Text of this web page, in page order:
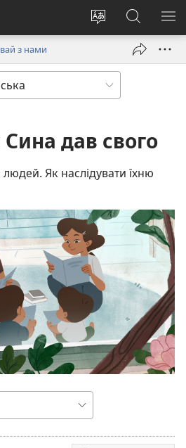
Змінити
Увійти
(відкривається
вікні)
Пошук
на
сайті
з нами
Сина дав свого
людей. Як наслідувати їхню